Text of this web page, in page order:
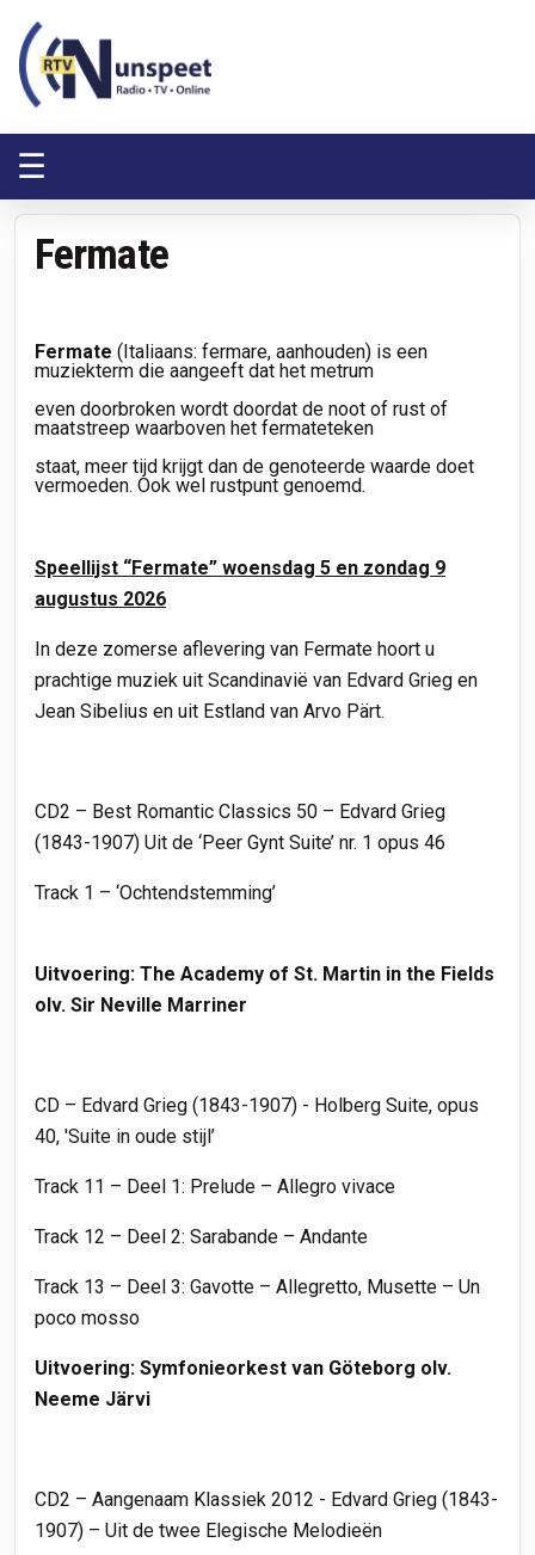
☰
Fermate
Fermate (Italiaans: fermare, aanhouden) is een
muziekterm die aangeeft dat het metrum
even doorbroken wordt doordat de noot of rust of
maatstreep waarboven het fermateteken
staat, meer tijd krijgt dan de genoteerde waarde doet
vermoeden. Ook wel rustpunt genoemd.
Speellijst “Fermate” woensdag 5 en zondag 9
augustus 2026
In deze zomerse aflevering van Fermate hoort u
prachtige muziek uit Scandinavië van Edvard Grieg en
Jean Sibelius en uit Estland van Arvo Pärt.
CD2 – Best Romantic Classics 50 – Edvard Grieg
(1843-1907) Uit de ‘Peer Gynt Suite’ nr. 1 opus 46
Track 1 – ‘Ochtendstemming’
Uitvoering: The Academy of St. Martin in the Fields
olv. Sir Neville Marriner
CD – Edvard Grieg (1843-1907) - Holberg Suite, opus
40, 'Suite in oude stijl’
Track 11 – Deel 1: Prelude – Allegro vivace
Track 12 – Deel 2: Sarabande – Andante
Track 13 – Deel 3: Gavotte – Allegretto, Musette – Un
poco mosso
Uitvoering: Symfonieorkest van Göteborg olv.
Neeme Järvi
CD2 – Aangenaam Klassiek 2012 - Edvard Grieg (1843-
1907) – Uit de twee Elegische Melodieën